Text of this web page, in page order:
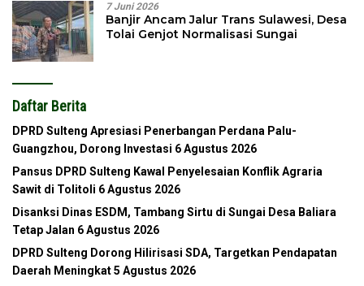
7 Juni 2026
Banjir Ancam Jalur Trans Sulawesi, Desa
Tolai Genjot Normalisasi Sungai
Daftar Berita
DPRD Sulteng Apresiasi Penerbangan Perdana Palu-
Guangzhou, Dorong Investasi 6 Agustus 2026
Pansus DPRD Sulteng Kawal Penyelesaian Konflik Agraria
Sawit di Tolitoli 6 Agustus 2026
Disanksi Dinas ESDM, Tambang Sirtu di Sungai Desa Baliara
Tetap Jalan 6 Agustus 2026
DPRD Sulteng Dorong Hilirisasi SDA, Targetkan Pendapatan
Daerah Meningkat5 Agustus 2026